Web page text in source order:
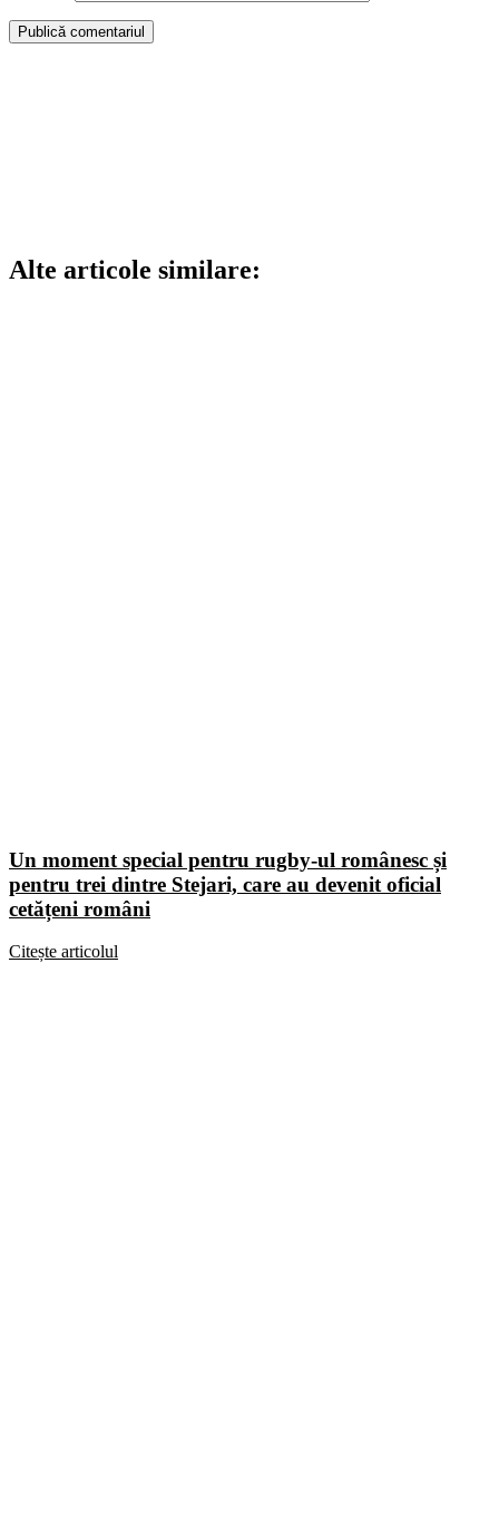
Alte articole similare:
Un moment special pentru rugby-ul românesc și
pentru trei dintre Stejari, care au devenit oficial
cetățeni români
Citește articolul